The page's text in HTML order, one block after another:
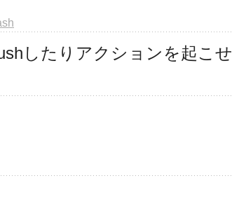
したりアクションを起こせ